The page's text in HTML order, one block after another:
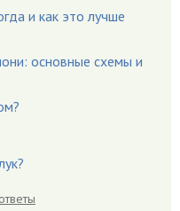
и как это лучше
основные схемы и